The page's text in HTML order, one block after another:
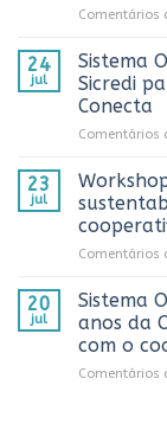
Comentários
24
jul
Sistema
Sicredi
Conecta
Comentários
23
jul
Comentários
20
jul
Sistema
anos da
com o
Comentários